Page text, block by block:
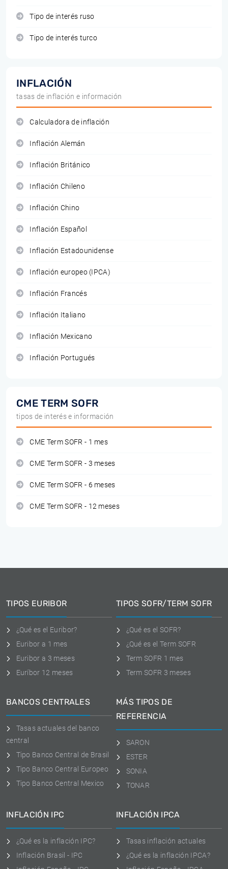
Tipo de interés ruso
Tipo de interés turco
INFLACIÓN
tasas de inflación e información
Calculadora de inflación
Inflación Alemán
Inflación Británico
Inflación Chileno
Inflación Chino
Inflación Español
Inflación Estadounidense
Inflación europeo (IPCA)
Inflación Francés
Inflación Italiano
Inflación Mexicano
Inflación Portugués
CME TERM SOFR
tipos de interés e información
CME Term SOFR - 1 mes
CME Term SOFR - 3 meses
CME Term SOFR - 6 meses
CME Term SOFR - 12 meses
TIPOS EURIBOR
¿Qué es el Euribor?
Euribor a 1 mes
Euribor a 3 meses
Euríbor 12 meses
TIPOS SOFR/TERM SOFR
¿Qué es el SOFR?
¿Qué es el Term SOFR
Term SOFR 1 mes
Term SOFR 3 meses
BANCOS CENTRALES
Tasas actuales del banco
central
Tipo Banco Central de Brasil
Tipo Banco Central Europeo
Tipo Banco Central Mexico
MÁS TIPOS DE
REFERENCIA
SARON
ESTER
SONIA
TONAR
INFLACIÓN IPC
¿Qué es la inflación IPC?
Inflación Brasil - IPC
INFLACIÓN IPCA
Tasas inflación actuales
¿Qué es la inflación IPCA?